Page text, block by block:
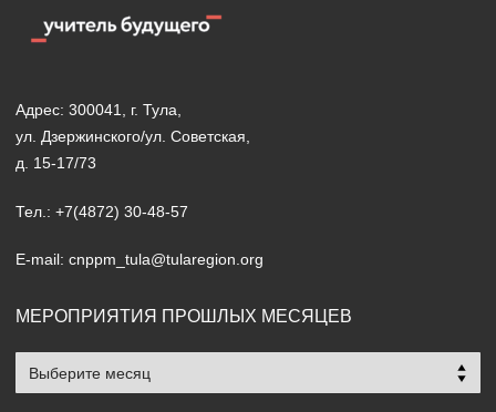
Адрес: 300041, г. Тула,
ул. Дзержинского/ул. Советская,
д. 15-17/73
Тел.: +7(4872) 30-48-57
E-mail: cnppm_tula@tularegion.org
МЕРОПРИЯТИЯ ПРОШЛЫХ МЕСЯЦЕВ
Мероприятия
прошлых